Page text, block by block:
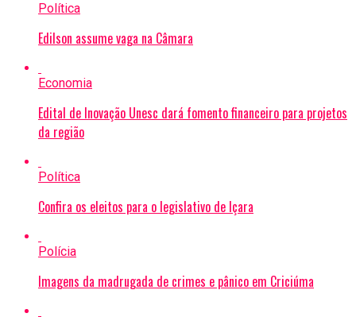
Política
Edilson assume vaga na Câmara
Economia
Edital de Inovação Unesc dará fomento financeiro para projetos
da região
Política
Confira os eleitos para o legislativo de Içara
Polícia
Imagens da madrugada de crimes e pânico em Criciúma